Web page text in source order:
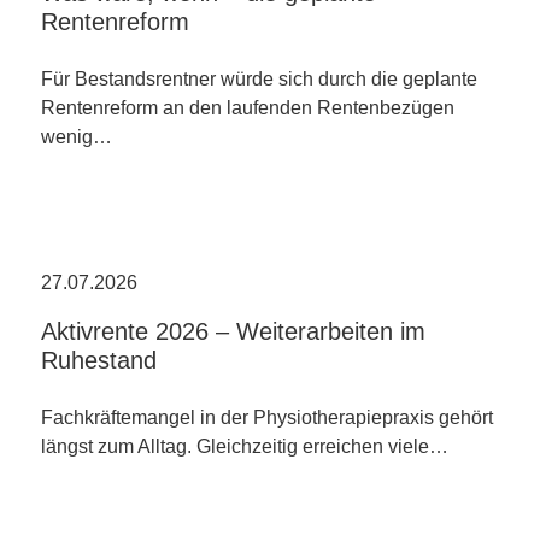
Rentenreform
Für Bestandsrentner würde sich durch die geplante
Rentenreform an den laufenden Rentenbezügen
wenig…
27.07.2026
Aktivrente 2026 – Weiterarbeiten im
Ruhestand
Fachkräftemangel in der Physiotherapiepraxis gehört
längst zum Alltag. Gleichzeitig erreichen viele…